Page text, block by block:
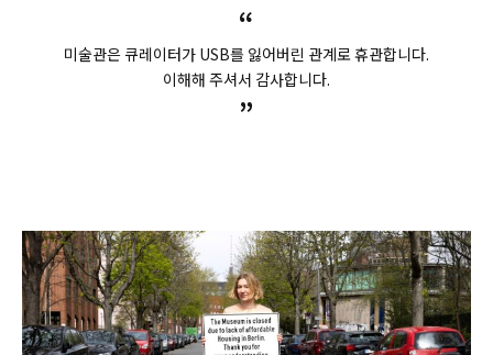
“
미술관은 큐레이터가 USB를 잃어버린 관계로 휴관합니다.
이해해 주셔서 감사합니다.
”